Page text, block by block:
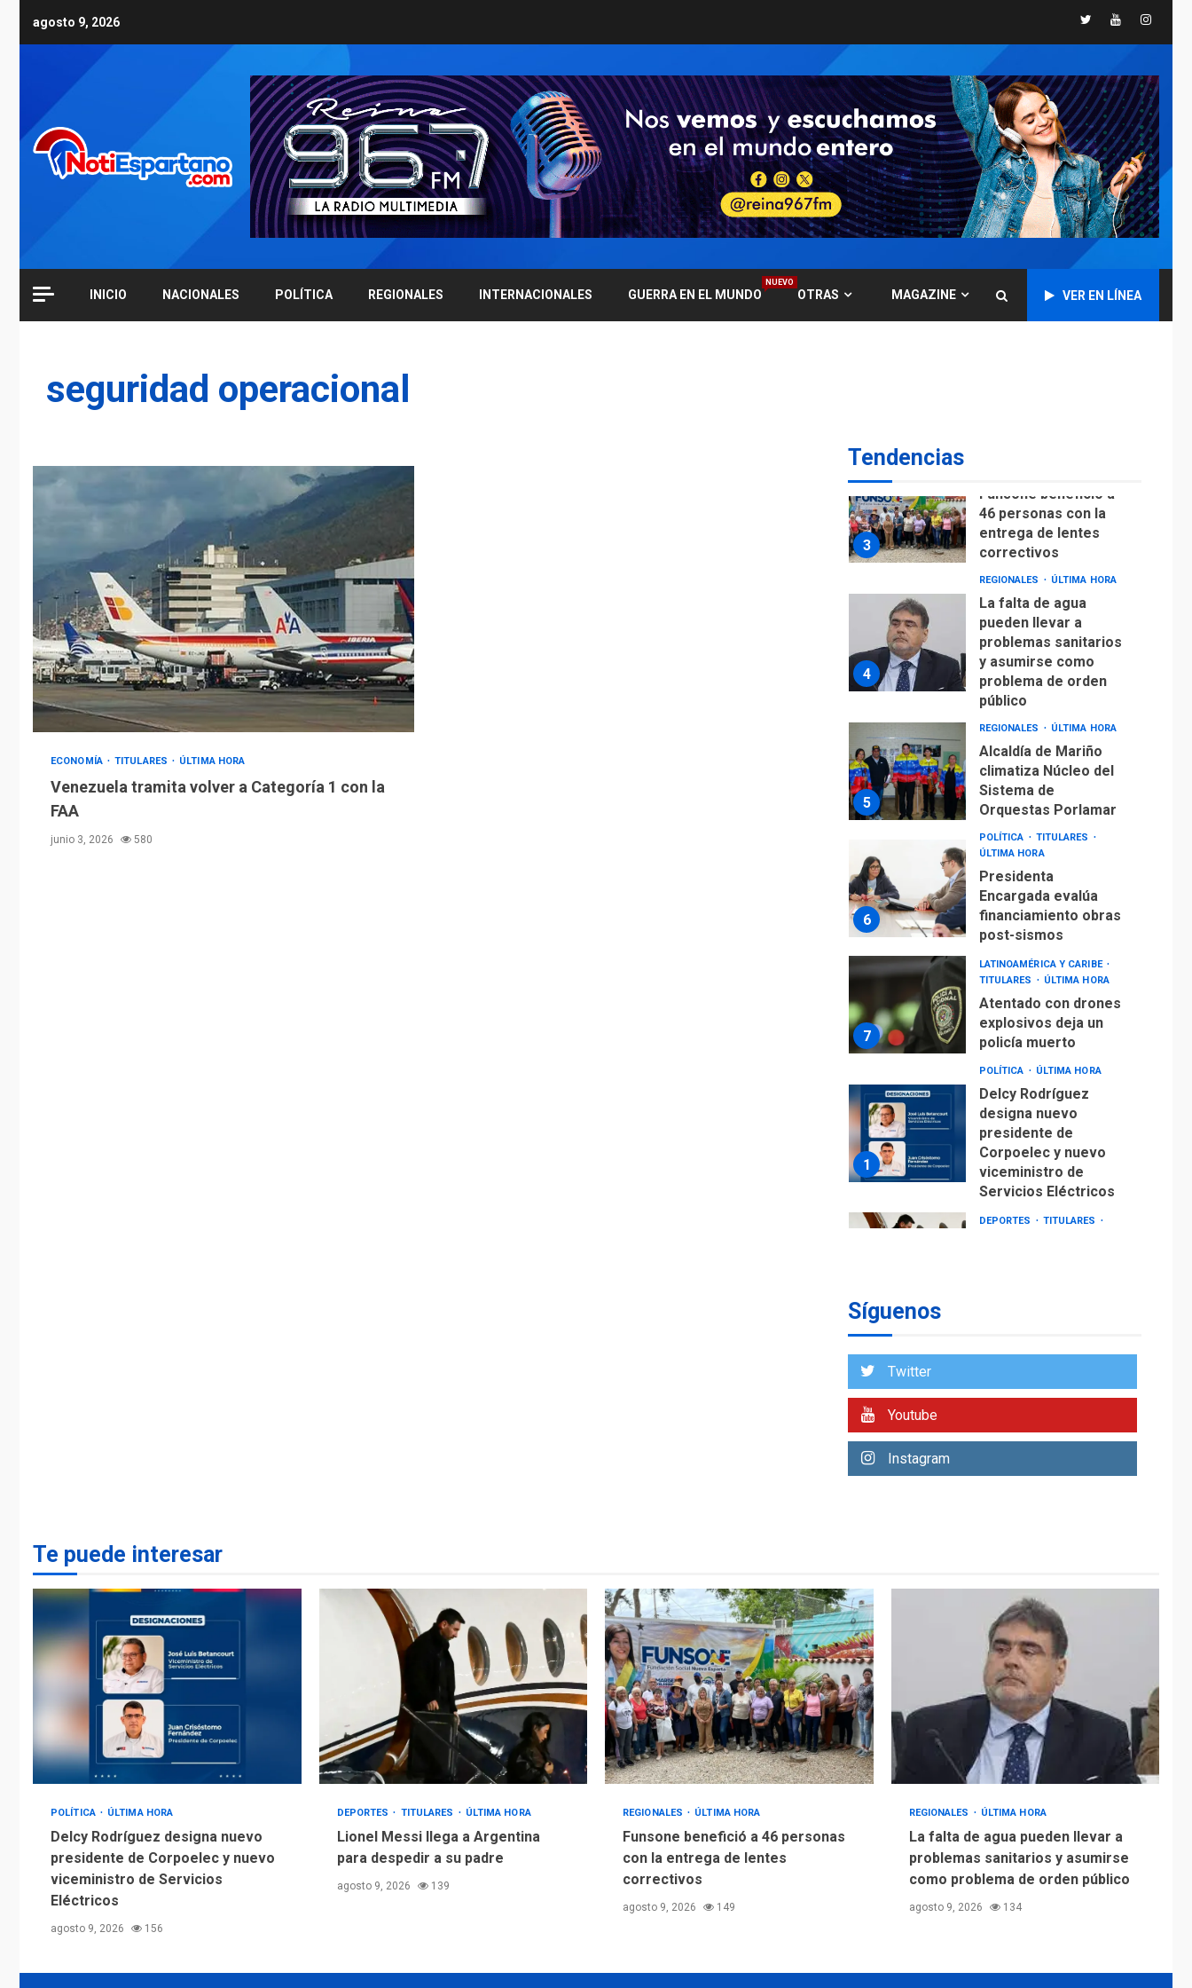
agosto 9, 2026 TwitterYoutube
INICIO NACIONALES POLÍTICA REGIONALES INTERNACIONALES GUERRA EN EL MUNDO
NUEVO
OTRAS MAGAZINE VER EN LÍNEA
seguridad operacional
ECONOMÍA TITULARES ÚLTIMA HORA
Venezuela tramita volver a Categoría 1 con la
FAA
junio 3, 2026 580
Tendencias
financiamiento obras
post-sismos
7
LATINOAMÉRICA Y CARIBE
TITULARES
ÚLTIMA HORA
Atentado con drones
explosivos deja un
policía muerto
POLÍTICA ÚLTIMA HORA
Delcy Rodríguez
Corpoelec y nuevo
3
Funsone benefició a
46 personas con la
entrega de lentes
correctivos
4
REGIONALES ÚLTIMA HORA
La falta de agua
pueden llevar a
problemas sanitarios
y asumirse como
problema de orden
público
5
REGIONALES ÚLTIMA HORA
Alcaldía de Mariño
climatiza Núcleo del
Sistema de
Orquestas Porlamar
6
POLÍTICA
TITULARES
ÚLTIMA HORA
Presidenta
Encargada evalúa
financiamiento obras
post-sismos
7
LATINOAMÉRICA Y CARIBE
TITULARES
ÚLTIMA HORA
Atentado con drones
explosivos deja un
policía muerto
1
POLÍTICA ÚLTIMA HORA
Delcy Rodríguez
designa nuevo
presidente de
Corpoelec y nuevo
viceministro de
Servicios Eléctricos
DEPORTES
TITULARES
3
Funsone benefició a
entrega de lentes
pueden llevar a
5
Alcaldía de Mariño
climatiza Núcleo del
Sistema de
Orquestas Porlamar
Síguenos
Twitter
Youtube
Instagram
Te puede interesar
POLÍTICA ÚLTIMA HORA
Delcy Rodríguez designa nuevo
presidente de Corpoelec y nuevo
viceministro de Servicios
Eléctricos
agosto 9, 2026 156
DEPORTES TITULARES ÚLTIMA HORA
Lionel Messi llega a Argentina
para despedir a su padre
agosto 9, 2026 139
REGIONALES ÚLTIMA HORA
Funsone benefició a 46 personas
con la entrega de lentes
correctivos
agosto 9, 2026 149
REGIONALES ÚLTIMA HORA
La falta de agua pueden llevar a
problemas sanitarios y asumirse
como problema de orden público
agosto 9, 2026 134